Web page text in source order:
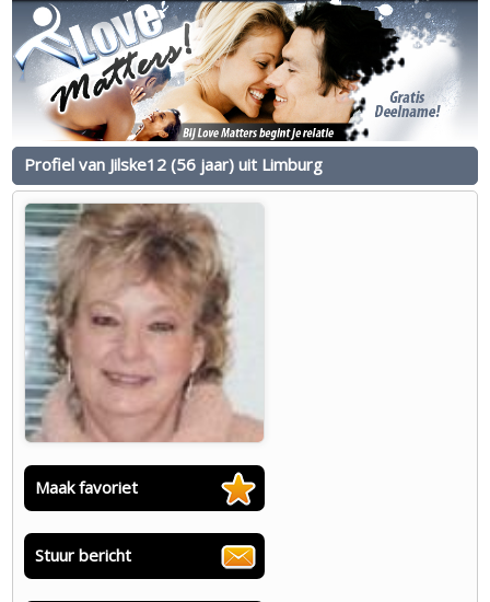
Profiel van Jilske12 (56 jaar) uit Limburg
Maak favoriet
Stuur bericht